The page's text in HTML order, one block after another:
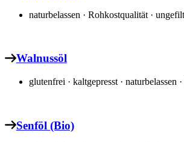
naturbelassen · Rohkostqualität ·
Walnussöl
glutenfrei · kaltgepresst · naturbelassen
Senföl (Bio)